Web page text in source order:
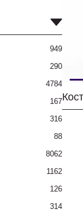
949
290
4784
167
316
88
8062
1162
126
314